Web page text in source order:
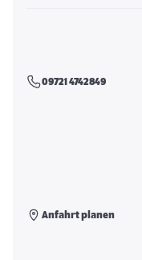
09721 4742849
Anfahrt planen